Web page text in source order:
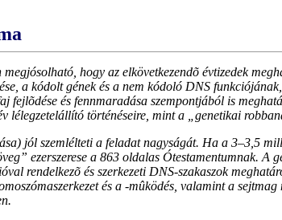
hogy az elkövetkezendõ évtizedek
a kódolt gének és a nem kódoló DNS
és fennmaradása szempontjából is
lélegzetelállító történéseire, mint a „genetikai
jól szemlélteti a feladat nagyságát. Ha a 3–3,5
ezerszerese a 863 oldalas Ótestamentumnak. A
rendelkezõ és szerkezeti DNS-szakaszok
és a -mûködés, valamint a sejtmag